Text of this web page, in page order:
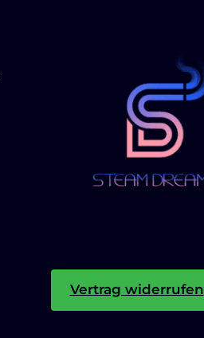
Vertrag widerrufen